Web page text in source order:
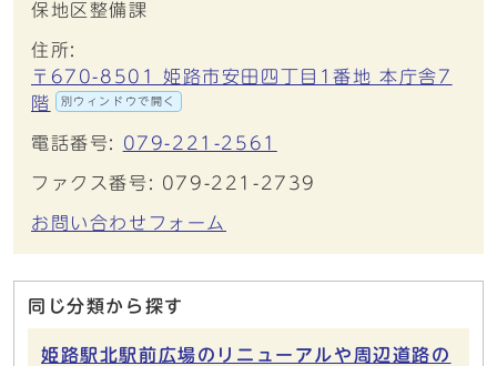
保地区整備課
住所:
〒670-8501 姫路市安田四丁目1番地 本庁舎7
階
別ウィンドウで開く
電話番号: 079-221-2561
ファクス番号: 079-221-2739
お問い合わせフォーム
同じ分類から探す
姫路駅北駅前広場のリニューアルや周辺道路の